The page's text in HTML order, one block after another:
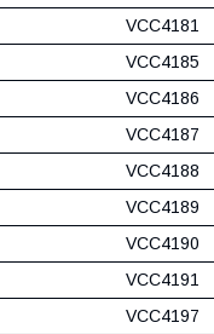
VCC4181
VCC4185
VCC4186
VCC4187
VCC4188
VCC4189
VCC4190
VCC4191
VCC4197